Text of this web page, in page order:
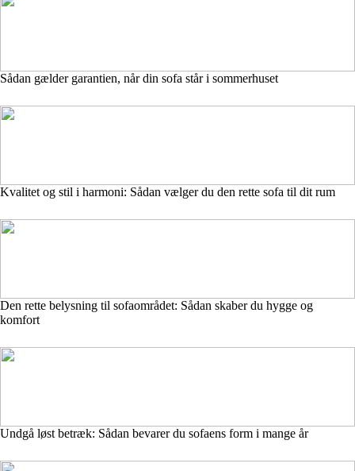
Sådan gælder garantien, når din sofa står i sommerhuset
Kvalitet og stil i harmoni: Sådan vælger du den rette sofa til dit rum
Den rette belysning til sofaområdet: Sådan skaber du hygge og
komfort
Undgå løst betræk: Sådan bevarer du sofaens form i mange år